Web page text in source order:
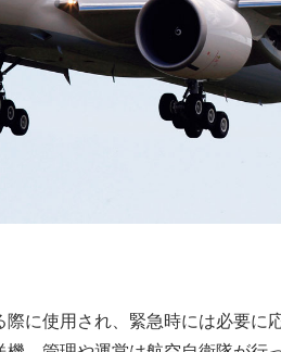
に使用され、緊急時には必要に